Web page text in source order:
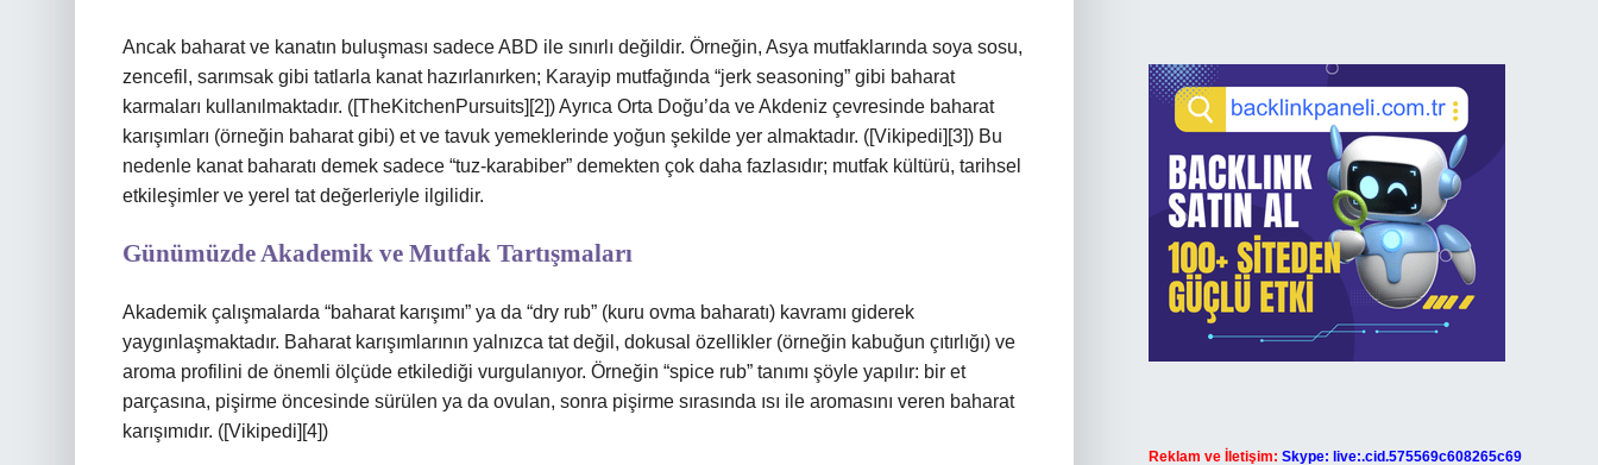
Ancak baharat ve kanatın buluşması sadece ABD ile sınırlı değildir. Örneğin, Asya mutfaklarında soya sosu,
zencefil, sarımsak gibi tatlarla kanat hazırlanırken; Karayip mutfağında “jerk seasoning” gibi baharat
karmaları kullanılmaktadır. ([TheKitchenPursuits][2]) Ayrıca Orta Doğu’da ve Akdeniz çevresinde baharat
karışımları (örneğin baharat gibi) et ve tavuk yemeklerinde yoğun şekilde yer almaktadır. ([Vikipedi][3]) Bu
nedenle kanat baharatı demek sadece “tuz‑karabiber” demekten çok daha fazlasıdır; mutfak kültürü, tarihsel
etkileşimler ve yerel tat değerleriyle ilgilidir.
Günümüzde Akademik ve Mutfak Tartışmaları
Akademik çalışmalarda “baharat karışımı” ya da “dry rub” (kuru ovma baharatı) kavramı giderek
yaygınlaşmaktadır. Baharat karışımlarının yalnızca tat değil, dokusal özellikler (örneğin kabuğun çıtırlığı) ve
aroma profilini de önemli ölçüde etkilediği vurgulanıyor. Örneğin “spice rub” tanımı şöyle yapılır: bir et
parçasına, pişirme öncesinde sürülen ya da ovulan, sonra pişirme sırasında ısı ile aromasını veren baharat
karışımıdır. ([Vikipedi][4])
Reklam ve İletişim: Skype: live:.cid.575569c608265c69